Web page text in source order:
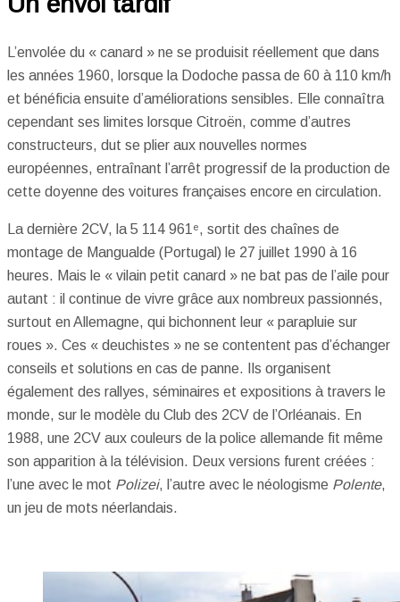
L’envolée du « canard » ne se produisit réellement que dans
les années 1960, lorsque la Dodoche passa de 60 à 110 km/h
et bénéficia ensuite d’améliorations sensibles. Elle connaîtra
cependant ses limites lorsque Citroën, comme d’autres
constructeurs, dut se plier aux nouvelles normes
européennes, entraînant l’arrêt progressif de la production de
cette doyenne des voitures françaises encore en circulation.
La dernière 2CV, la 5 114 961ᵉ, sortit des chaînes de
montage de Mangualde (Portugal) le 27 juillet 1990 à 16
heures. Mais le « vilain petit canard » ne bat pas de l’aile pour
autant : il continue de vivre grâce aux nombreux passionnés,
surtout en Allemagne, qui bichonnent leur « parapluie sur
roues ». Ces « deuchistes » ne se contentent pas d’échanger
conseils et solutions en cas de panne. Ils organisent
également des rallyes, séminaires et expositions à travers le
monde, sur le modèle du Club des 2CV de l’Orléanais. En
1988, une 2CV aux couleurs de la police allemande fit même
son apparition à la télévision. Deux versions furent créées :
l’une avec le mot Polizei, l’autre avec le néologisme Polente,
un jeu de mots néerlandais.